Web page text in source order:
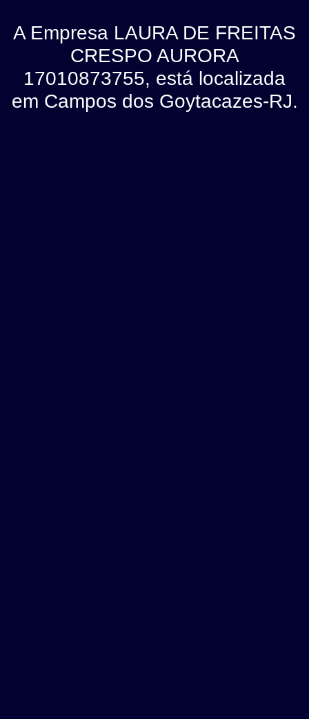
A Empresa LAURA DE FREITAS
CRESPO AURORA
17010873755, está localizada
em Campos dos Goytacazes-RJ.